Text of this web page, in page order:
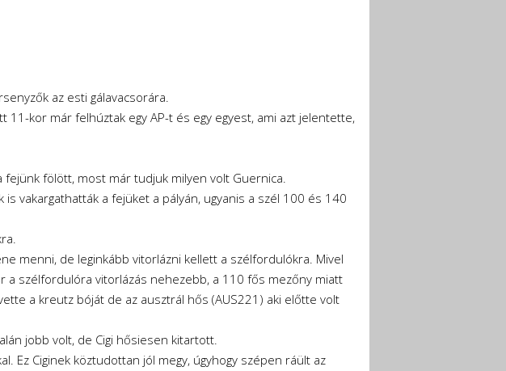
az esti gálavacsorára.
kor már felhúztak egy AP-t és egy egyest, ami azt jelentette,
fölött, most már tudjuk milyen volt Guernica.
vakargathatták a fejüket a pályán, ugyanis a szél 100 és 140
menni, de leginkább vitorlázni kellett a szélfordulókra. Mivel
szélfordulóra vitorlázás nehezebb, a 110 fős mezőny miatt
a kreutz bóját de az ausztrál hős (AUS221) aki előtte volt
jobb volt, de Cigi hősiesen kitartott.
Ez Ciginek köztudottan jól megy, úgyhogy szépen ráült az